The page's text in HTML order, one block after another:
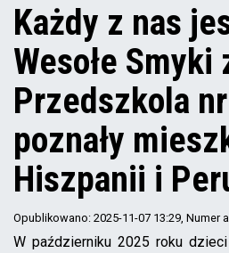
Każdy z nas
Wesołe Smyki
Przedszkola
poznały
Hiszpanii i
Opublikowano: 2025-11-07 13:29 , Numer
W październiku 2025 roku